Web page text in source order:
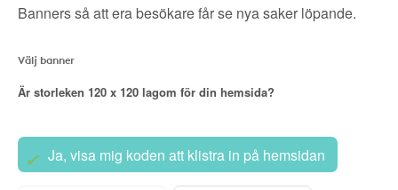
Banners så att era besökare får se nya saker löpande.
Välj banner
Är storleken 120 x 120 lagom för din hemsida?
Ja, visa mig koden att klistra in på hemsidan